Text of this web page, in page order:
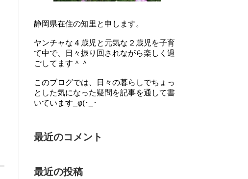
静岡県在住の知里と申します。
ヤンチャな４歳児と元気な２歳児を子育
て中で、日々振り回されながら楽しく過
ごしてます＾＾
このブログでは、日々の暮らしでちょっ
とした気になった疑問を記事を通して書
いています_φ(･_･
最近のコメント
最近の投稿